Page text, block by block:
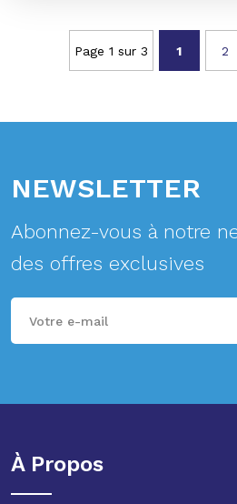
Page 1 sur 3 1 2
NEWSLETTER
Abonnez-vous à notre
des offres exclusives
À Propos